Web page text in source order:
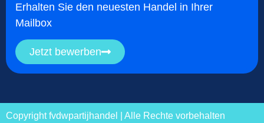
Erhalten Sie den neuesten Handel in Ihrer
Mailbox
Jetzt bewerben
Copyright fvdwpartijhandel | Alle Rechte vorbehalten